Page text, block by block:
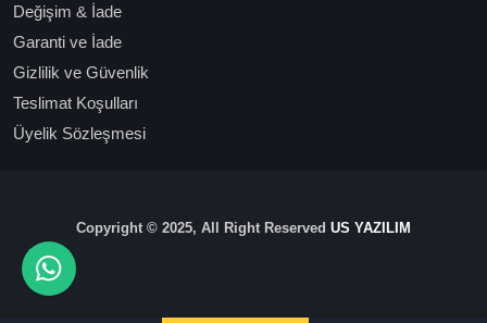
Değişim & İade
Garanti ve İade
Gizlilik ve Güvenlik
Teslimat Koşulları
Üyelik Sözleşmesi
Copyright © 2025, All Right Reserved US YAZILIM